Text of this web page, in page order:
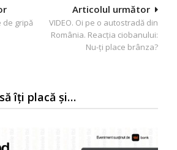
Articolul următor
VIDEO. Oi pe o autostradă din
România. Reacţia ciobanului:
Nu-ţi place brânza?
de gripă
îți placă și…